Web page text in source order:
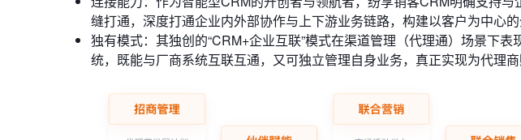
缝打通，深度打通企业内外部协作与上下游业务链路，构建以客户为中心的
独有模式：其独创的“CRM+企业互联”模式在渠道管理（代理通）场景下
统，既能与厂商系统互联互通，又可独立管理自身业务，真正实现为代理商